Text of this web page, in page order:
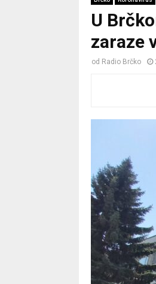
U
zaraze
od Radio Brčko